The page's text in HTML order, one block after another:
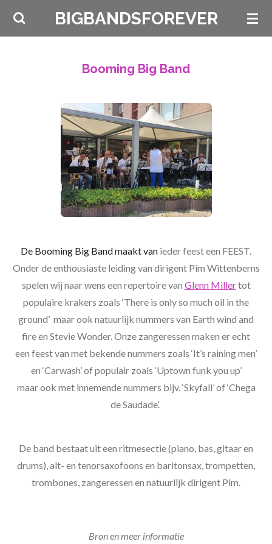
Ga
BIGBANDSFOREVER
Booming Big Band
De Booming Big Band maakt van ieder feest een FEEST.
Onder de enthousiaste leiding van dirigent Pim Wittenberns
spelen wij naar wens een repertoire van Glenn Millertot
populaire krakers zoals ‘There is only so much oil in the
ground’ maar ook natuurlijk nummers van Earth wind and
fire en Stevie Wonder. Onze zangeressen maken er echt
een feest van met bekende nummers zoals ‘It’s raining men’
en ‘Carwash’ of populair zoals ‘Uptown funk you up’
maar ook met innemende nummers bijv. ‘Skyfall’ of ‘Chega
de Saudade’.
De band bestaat uit een ritmesectie (piano, bas, gitaar en
drums), alt- en tenorsaxofoons en baritonsax, trompetten,
trombones, zangeressen en natuurlijk dirigent Pim.
Bron en meer informatie